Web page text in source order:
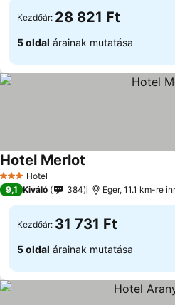
Kezdőár: 28 821 Ft
5 oldal árainak mutatása
3 Kategória
Hotel
Hotel Merlot
9,1 Kiváló 384 Eger, 11.1 km-re
Kezdőár: 31 731 Ft
5 oldal árainak mutatása